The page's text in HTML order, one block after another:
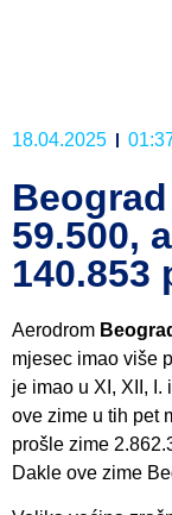
18.04.2025
59.500,
140.853
Aerodrom
mjesec imao više
je imao u XI, XII, I.
ove zime u tih pet
prošle zime
Dakle ove zime